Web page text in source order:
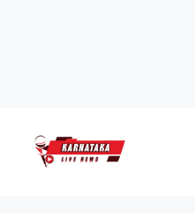
content